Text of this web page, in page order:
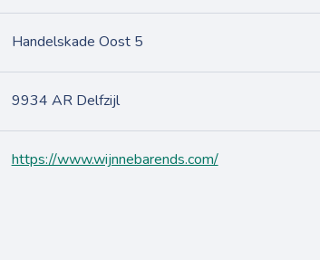
Handelskade Oost 5
9934 AR Delfzijl
https://www.wijnnebarends.com/